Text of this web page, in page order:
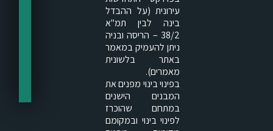
עירונית (על ההבדל
בינה לבין תמ"א
38/2 – הריסה ובניה
ניתן להעמיק במאמר
באתר בלשונית
מאמרים).
בפינוי בינוי מפנים את
המבנים הישנים
במתחם שהוכרז
לפינוי בינוי ובמקומם